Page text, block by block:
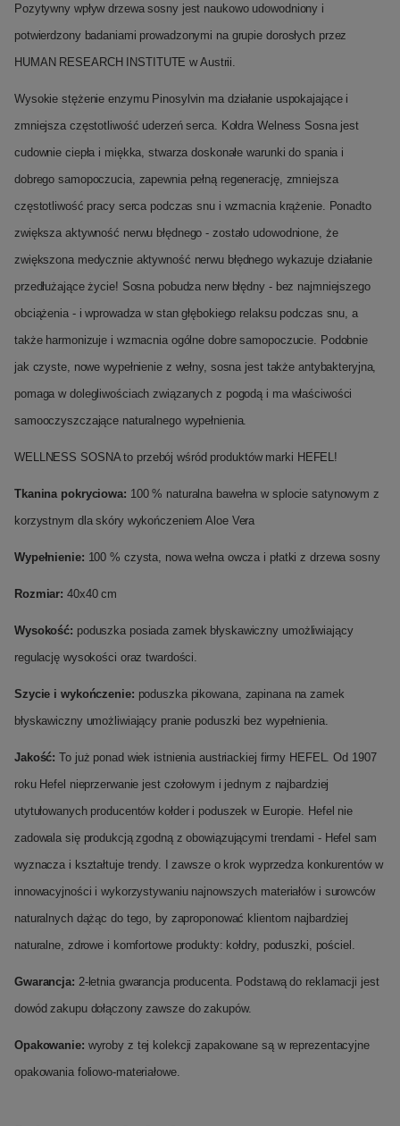
Pozytywny wpływ drzewa sosny jest naukowo udowodniony i
potwierdzony badaniami prowadzonymi na grupie dorosłych przez
HUMAN RESEARCH INSTITUTE w Austrii.
Wysokie stężenie enzymu Pinosylvin ma działanie uspokajające i
zmniejsza częstotliwość uderzeń serca. Kołdra Welness Sosna jest
cudownie ciepła i miękka, stwarza doskonałe warunki do spania i
dobrego samopoczucia, zapewnia pełną regenerację, zmniejsza
częstotliwość pracy serca podczas snu i wzmacnia krążenie. Ponadto
zwiększa aktywność nerwu błędnego - zostało udowodnione, że
zwiększona medycznie aktywność nerwu błędnego wykazuje działanie
przedłużające życie! Sosna pobudza nerw błędny - bez najmniejszego
obciążenia - i wprowadza w stan głębokiego relaksu podczas snu, a
także harmonizuje i wzmacnia ogólne dobre samopoczucie. Podobnie
jak czyste, nowe wypełnienie z wełny, sosna jest także antybakteryjna,
pomaga w dolegliwościach związanych z pogodą i ma właściwości
samooczyszczające naturalnego wypełnienia.
WELLNESS SOSNA to przebój wśród produktów marki HEFEL!
Tkanina pokryciowa: 100 % naturalna bawełna w splocie satynowym z
korzystnym dla skóry wykończeniem Aloe Vera
Wypełnienie: 100 % czysta, nowa wełna owcza i płatki z drzewa sosny
Rozmiar: 40x40 cm
Wysokość: poduszka posiada zamek błyskawiczny umożliwiający
regulację wysokości oraz twardości.
Szycie i wykończenie: poduszka pikowana, zapinana na zamek
błyskawiczny umożliwiający pranie poduszki bez wypełnienia.
Jakość: To już ponad wiek istnienia austriackiej firmy HEFEL. Od 1907
roku Hefel nieprzerwanie jest czołowym i jednym z najbardziej
utytułowanych producentów kołder i poduszek w Europie. Hefel nie
zadowala się produkcją zgodną z obowiązującymi trendami - Hefel sam
wyznacza i kształtuje trendy. I zawsze o krok wyprzedza konkurentów w
innowacyjności i wykorzystywaniu najnowszych materiałów i surowców
naturalnych dążąc do tego, by zaproponować klientom najbardziej
naturalne, zdrowe i komfortowe produkty: kołdry, poduszki, pościel.
Gwarancja: 2-letnia gwarancja producenta. Podstawą do reklamacji jest
dowód zakupu dołączony zawsze do zakupów.
Opakowanie: wyroby z tej kolekcji zapakowane są w reprezentacyjne
opakowania foliowo-materiałowe.